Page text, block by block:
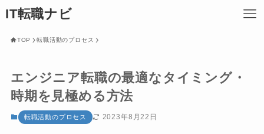
IT転職ナビ
TOP 転職活動のプロセス
エンジニア転職の最適なタイミング・
時期を見極める方法
転職活動のプロセス 2023年8月22日